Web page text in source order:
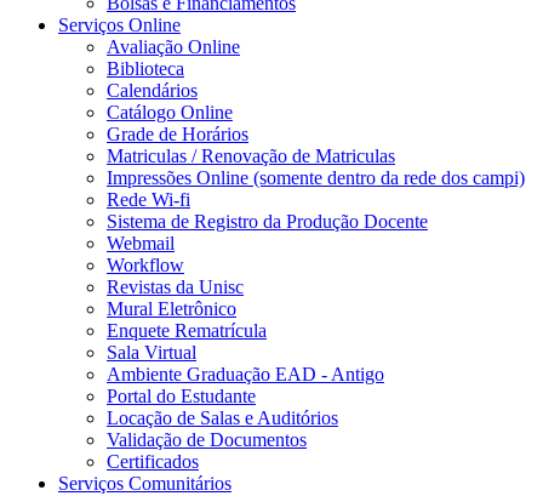
Serviços Online
Avaliação Online
Biblioteca
Calendários
Catálogo Online
Grade de Horários
Matriculas / Renovação de Matriculas
Impressões Online (somente dentro da rede dos campi)
Rede Wi-fi
Sistema de Registro da Produção Docente
Webmail
Workflow
Revistas da Unisc
Mural Eletrônico
Enquete Rematrícula
Sala Virtual
Ambiente Graduação EAD - Antigo
Portal do Estudante
Locação de Salas e Auditórios
Validação de Documentos
Certificados
Serviços Comunitários